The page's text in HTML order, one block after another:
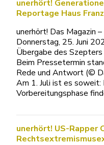
unerhört!
Reportage Haus
unerhört! Das Magazin
Donnerstag, 25. Juni
Übergabe des Szepters
Beim Pressetermin
Rede und Antwort (©
Am 1. Juli ist es soweit:
Vorbereitungsphase
unerhört! US-Rapper